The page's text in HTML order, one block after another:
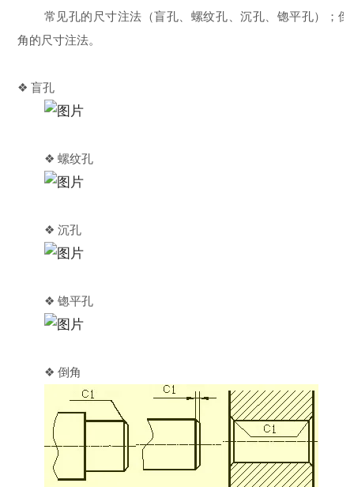
常见孔的尺寸注法（盲孔、螺纹孔、沉孔、锪平孔）；倒
角的尺寸注法。
❖ 盲孔
❖ 螺纹孔
❖ 沉孔
❖ 锪平孔
❖ 倒角